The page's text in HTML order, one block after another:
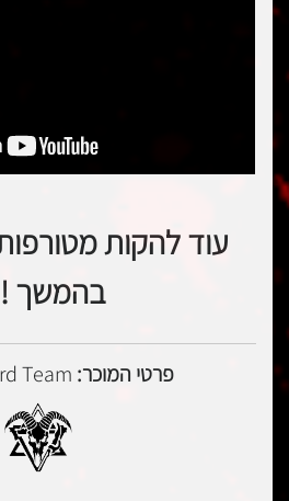
עוד להקות
בהמשך
פרטי המוכר: Team